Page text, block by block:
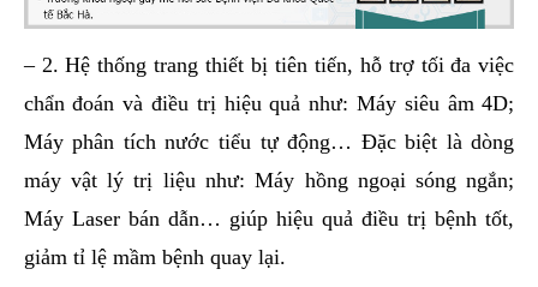
– 2. Hệ thống trang thiết bị tiên tiến, hỗ trợ tối đa việc
chẩn đoán và điều trị hiệu quả như: Máy siêu âm 4D;
Máy phân tích nước tiểu tự động… Đặc biệt là dòng
máy vật lý trị liệu như: Máy hồng ngoại sóng ngắn;
Máy Laser bán dẫn… giúp hiệu quả điều trị bệnh tốt,
giảm tỉ lệ mầm bệnh quay lại.